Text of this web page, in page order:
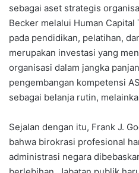
sebagai aset strategis
Becker melalui Human
pada pendidikan, pelatihan,
merupakan investasi yang
organisasi dalam jangka
pengembangan kompetensi
sebagai belanja rutin,
Sejalan dengan itu, Frank J.
bahwa birokrasi profesional
administrasi negara